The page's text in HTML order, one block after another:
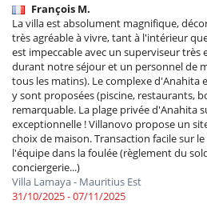
François M.
La villa est absolument magnifique,
très agréable à vivre, tant à l'intérieur
est impeccable avec un superviseur très
durant notre séjour et un personnel de
tous les matins). Le complexe d'Anahita
y sont proposées (piscine, restaurants,
remarquable. La plage privée d'Anahita
exceptionnelle ! Villanovo propose un
choix de maison. Transaction facile sur
l'équipe dans la foulée (règlement du
conciergerie...)
Villa Lamaya - Mauritius Est
31/10/2025 - 07/11/2025